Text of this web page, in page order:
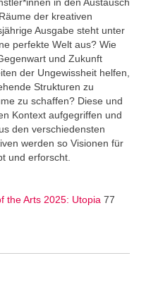
der kreativen
Ausgabe steht unter
perfekte Welt aus? Wie
und Zukunft
der Ungewissheit helfen,
Strukturen zu
zu schaffen? Diese und
Kontext aufgegriffen und
den verschiedensten
werden so Visionen für
und erforscht.
the Arts 2025: Utopia 77